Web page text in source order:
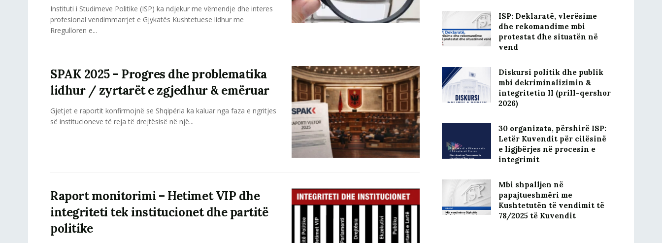
Instituti i Studimeve Politike (ISP) ka ndjekur me vëmendje dhe interes
profesional vendimmarrjet e Gjykatës Kushtetuese lidhur me
Rregulloren e...
SPAK 2025 – Progres dhe problematika
lidhur / zyrtarët e zgjedhur & emëruar
Gjetjet e raportit konfirmojnë se Shqipëria ka kaluar nga faza e ngritjes
së institucioneve të reja të drejtësisë në një...
Raport monitorimi – Hetimet VIP dhe
integriteti tek institucionet dhe partitë
politike
ISP: Deklaratë, vlerësime
dhe rekomandime mbi
protestat dhe situatën në
vend
Diskursi politik dhe publik
mbi dekriminalizimin &
integritetin II (prill-qershor
2026)
30 organizata, përshirë ISP:
Letër Kuvendit për cilësinë
e ligjbërjes në procesin e
integrimit
Mbi shpalljen në
papajtueshmëri me
Kushtetutën të vendimit të
78/2025 të Kuvendit